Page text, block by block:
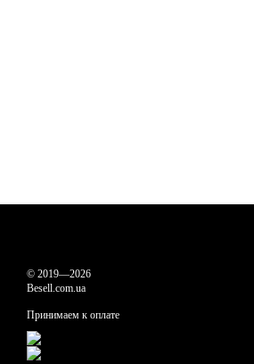
© 2019—2026
Besell.com.ua
Принимаем к оплате